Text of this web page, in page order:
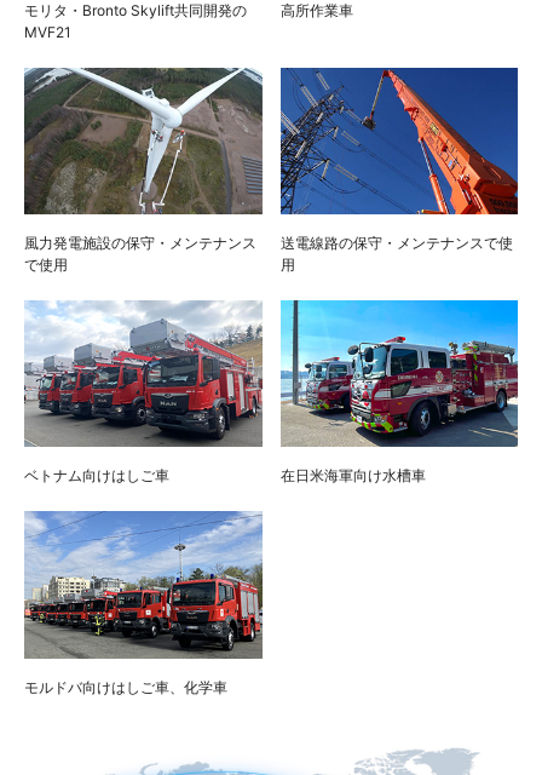
モリタ・Bronto Skylift共同開発の
MVF21
高所作業車
風力発電施設の保守・メンテナンス
で使用
送電線路の保守・メンテナンスで使
用
ベトナム向けはしご車 在日米海軍向け水槽車
モルドバ向けはしご車、化学車